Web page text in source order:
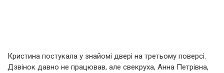
Кристина постукала у знайомі двері на третьому поверсі.
Дзвінок давно не працював, але свекруха, Анна Петрівна,